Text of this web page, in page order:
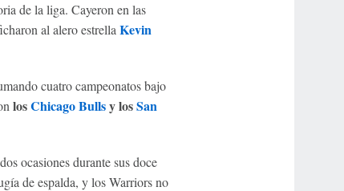
de la liga. Cayeron en las
al alero estrellaKevin
cuatro campeonatos bajo
losChicago Bullsy losSan
ocasiones durante sus doce
de espalda, y los Warriors no